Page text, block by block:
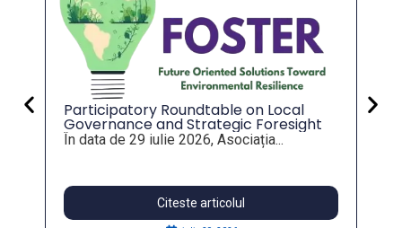
Participatory Roundtable on Local
Governance and Strategic Foresight
for Resilient Public Policies, within the
În data de 29 iulie 2026, Asociația...
Citeste articolul